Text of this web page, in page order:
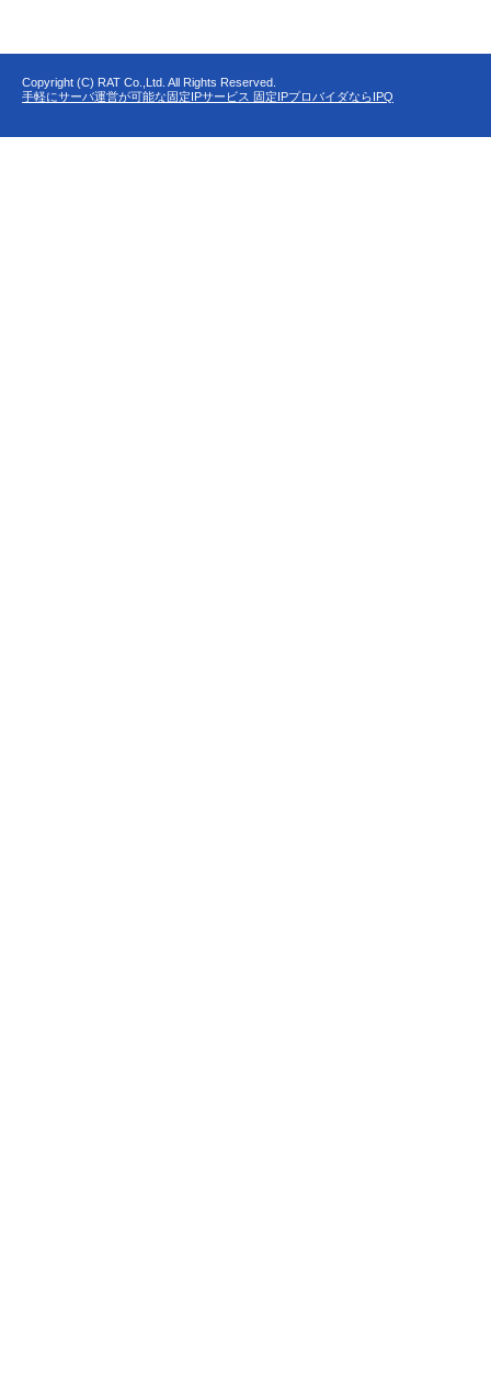
Copyright (C) RAT Co.,Ltd. All Rights Reserved.
手軽にサーバ運営が可能な固定IPサービス 固定IPプロバイダならIPQ